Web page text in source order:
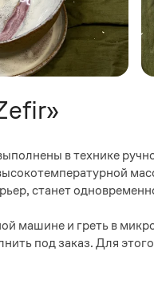
в технике
станет
машине и греть в
под заказ. Для